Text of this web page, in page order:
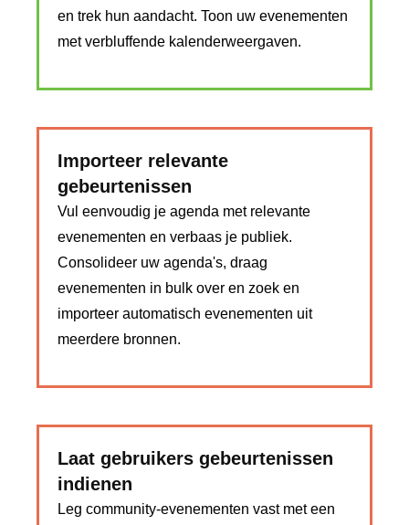
en trek hun aandacht. Toon uw evenementen
met verbluffende kalenderweergaven.
Importeer relevante
gebeurtenissen
Vul eenvoudig je agenda met relevante
evenementen en verbaas je publiek.
Consolideer uw agenda's, draag
evenementen in bulk over en zoek en
importeer automatisch evenementen uit
meerdere bronnen.
Laat gebruikers gebeurtenissen
indienen
Leg community-evenementen vast met een